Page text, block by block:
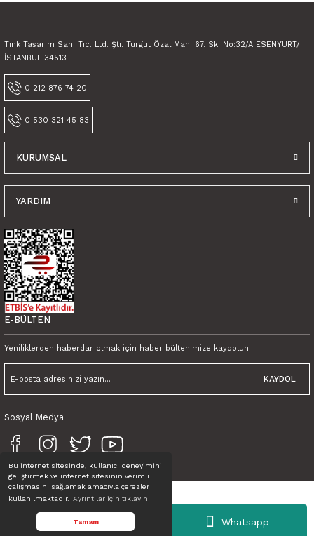
Bu internet sitesinde, kullanıcı deneyimini
geliştirmek ve internet sitesinin verimli
çalışmasını sağlamak amacıyla çerezler
kullanılmaktadır.
Ayrıntılar için tıklayın
Tamam Whatsapp
Tink Kendinden Yapışkanlı Karma Fas Dekoratif Mini Pvc Karo Kaplama
Tink Kendinden Yapışkanlı Lunapark Desenli 30x30 cm Pvc Zemin Duvar
Tink Tasarım San. Tic. Ltd. Şti. Turgut Özal Mah. 67. Sk. No:32/A ESENYURT/
İSTANBUL 34513
0 212 876 74 20
0 530 321 45 83
KURUMSAL
YARDIM
E-BÜLTEN
Yeniliklerden haberdar olmak için haber bültenimize kaydolun
KAYDOL
Sosyal Medya
Tüm Hakları Saklıdır. © TINK